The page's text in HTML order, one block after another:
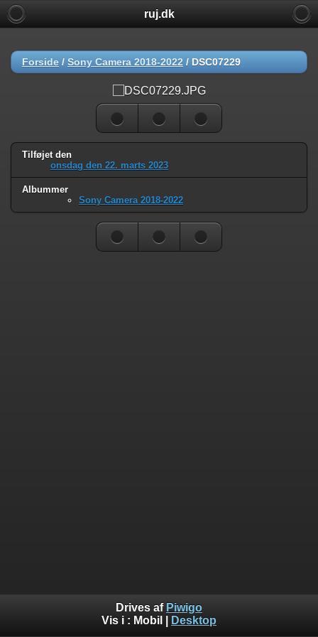
ruj.dk
Forside / Sony Camera 2018-2022 / DSC07229
Tilføjet den
onsdag den 22. marts 2023
Albummer
Sony Camera 2018-2022
Drives af Piwigo
Vis i : Mobil Desktop